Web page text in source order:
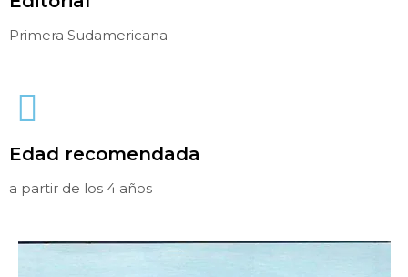
Primera Sudamericana
Edad recomendada
a partir de los 4 años